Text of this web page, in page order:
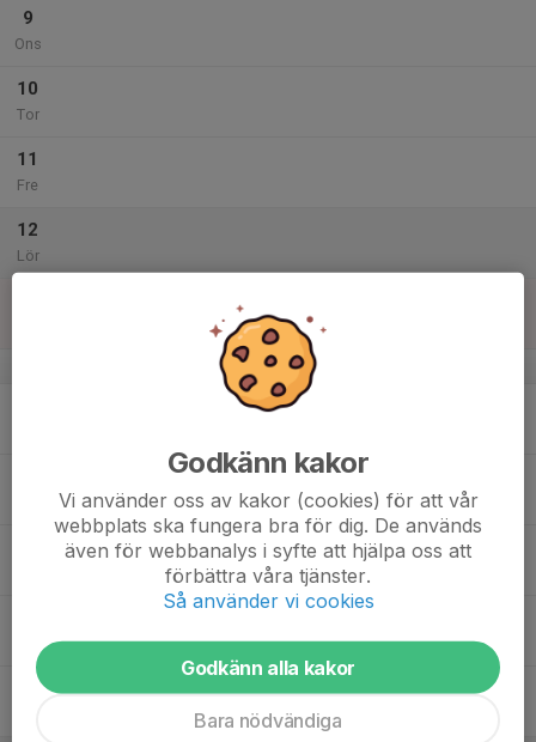
9
Ons
10
Tor
11
Fre
12
Lör
v.29
Godkänn kakor
Vi använder oss av kakor (cookies) för att vår
webbplats ska fungera bra för dig. De används
även för webbanalys i syfte att hjälpa oss att
förbättra våra tjänster.
Så använder vi cookies
Godkänn alla kakor
Bara nödvändiga